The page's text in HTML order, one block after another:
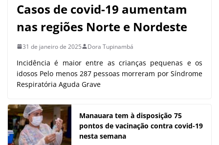
Casos de covid-19 aumentam
nas regiões Norte e Nordeste
31 de janeiro de 2025 Dora Tupinambá
Incidência é maior entre as crianças pequenas e os
idosos Pelo menos 287 pessoas morreram por Síndrome
Respiratória Aguda Grave
Manauara tem à disposição 75
pontos de vacinação contra covid-19
nesta semana